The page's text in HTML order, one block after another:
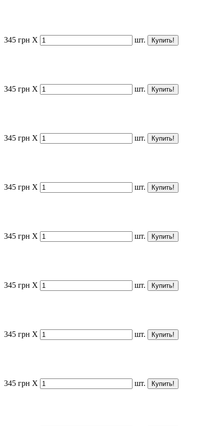
345 грн X шт.
345 грн X шт.
345 грн X шт.
345 грн X шт.
345 грн X шт.
345 грн X шт.
345 грн X шт.
345 грн X шт.